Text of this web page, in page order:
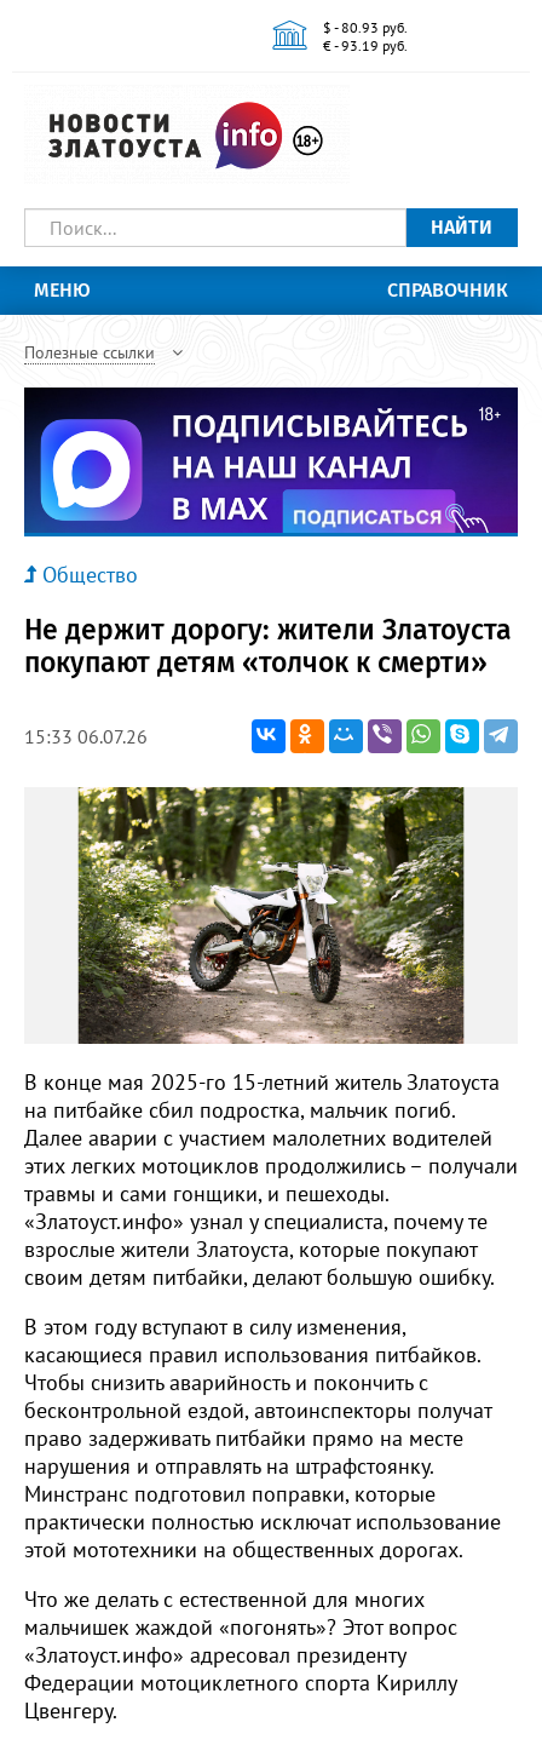
$ - 80.93 руб.
€ - 93.19 руб.
НАЙТИ
МЕНЮ СПРАВОЧНИК
Полезные ссылки
Общество
Не держит дорогу: жители Златоуста
покупают детям «толчок к смерти»
15:33 06.07.26
В конце мая 2025-го 15-летний житель Златоуста
на питбайке сбил подростка, мальчик погиб.
Далее аварии с участием малолетних водителей
этих легких мотоциклов продолжились – получали
травмы и сами гонщики, и пешеходы.
«Златоуст.инфо» узнал у специалиста, почему те
взрослые жители Златоуста, которые покупают
своим детям питбайки, делают большую ошибку.
В этом году вступают в силу изменения,
касающиеся правил использования питбайков.
Чтобы снизить аварийность и покончить с
бесконтрольной ездой, автоинспекторы получат
право задерживать питбайки прямо на месте
нарушения и отправлять на штрафстоянку.
Минстранс подготовил поправки, которые
практически полностью исключат использование
этой мототехники на общественных дорогах.
Что же делать с естественной для многих
мальчишек жаждой «погонять»? Этот вопрос
«Златоуст.инфо» адресовал президенту
Федерации мотоциклетного спорта Кириллу
Цвенгеру.